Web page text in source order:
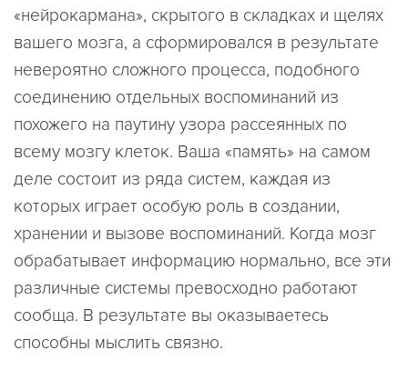
«нейрокармана», скрытого в складках и щелях
вашего мозга, а сформировался в результате
невероятно сложного процесса, подобного
соединению отдельных воспоминаний из
похожего на паутину узора рассеянных по
всему мозгу клеток. Ваша «память» на самом
деле состоит из ряда систем, каждая из
которых играет особую роль в создании,
хранении и вызове воспоминаний. Когда мозг
обрабатывает информацию нормально, все эти
различные системы превосходно работают
сообща. В результате вы оказываетесь
способны мыслить связно.